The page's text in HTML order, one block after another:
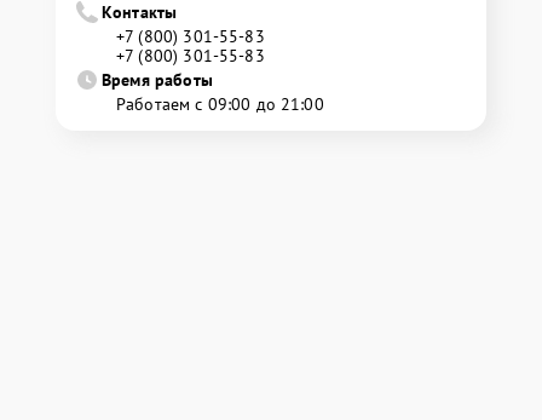
Контакты
+7 (800) 301-55-83
+7 (800) 301-55-83
Время работы
Работаем с 09:00 до 21:00